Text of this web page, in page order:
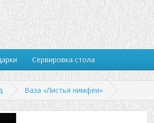
Сервировка стола
Ваза «Листья нимфеи»